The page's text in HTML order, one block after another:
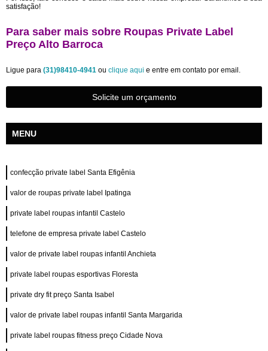
satisfação!
Para saber mais sobre Roupas Private Label
Preço Alto Barroca
Ligue para (31)98410-4941 ou clique aqui e entre em contato por email.
Solicite um orçamento
MENU
confecção private label Santa Efigênia
valor de roupas private label Ipatinga
private label roupas infantil Castelo
telefone de empresa private label Castelo
valor de private label roupas infantil Anchieta
private label roupas esportivas Floresta
private dry fit preço Santa Isabel
valor de private label roupas infantil Santa Margarida
private label roupas fitness preço Cidade Nova